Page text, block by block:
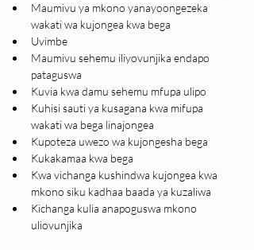
Maumivu ya mkono yanayoongezeka
wakati wa kujongea kwa bega
Uvimbe
Maumivu sehemu iliyovunjika endapo
pataguswa
Kuvia kwa damu sehemu mfupa ulipo
Kuhisi sauti ya kusagana kwa mifupa
wakati wa bega linajongea
Kupoteza uwezo wa kujongesha bega
Kukakamaa kwa bega
Kwa vichanga kushindwa kujongea kwa
mkono siku kadhaa baada ya kuzaliwa
Kichanga kulia anapoguswa mkono
uliovunjika